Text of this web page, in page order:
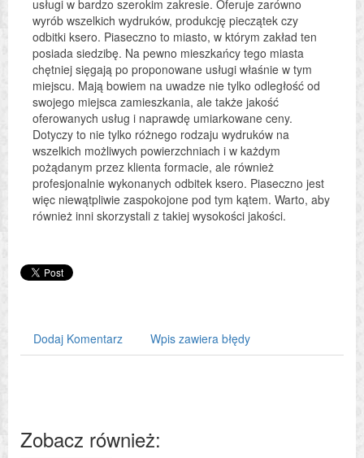
usługi w bardzo szerokim zakresie. Oferuje zarówno
wyrób wszelkich wydruków, produkcję pieczątek czy
odbitki ksero. Piaseczno to miasto, w którym zakład ten
posiada siedzibę. Na pewno mieszkańcy tego miasta
chętniej sięgają po proponowane usługi właśnie w tym
miejscu. Mają bowiem na uwadze nie tylko odległość od
swojego miejsca zamieszkania, ale także jakość
oferowanych usług i naprawdę umiarkowane ceny.
Dotyczy to nie tylko różnego rodzaju wydruków na
wszelkich możliwych powierzchniach i w każdym
pożądanym przez klienta formacie, ale również
profesjonalnie wykonanych odbitek ksero. Piaseczno jest
więc niewątpliwie zaspokojone pod tym kątem. Warto, aby
również inni skorzystali z takiej wysokości jakości.
Dodaj Komentarz Wpis zawiera błędy
Zobacz również: